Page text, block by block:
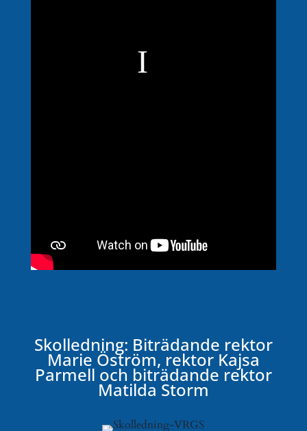
Skolledning: Biträdande rektor
Marie Öström, rektor Kajsa
Parmell och biträdande rektor
Matilda Storm